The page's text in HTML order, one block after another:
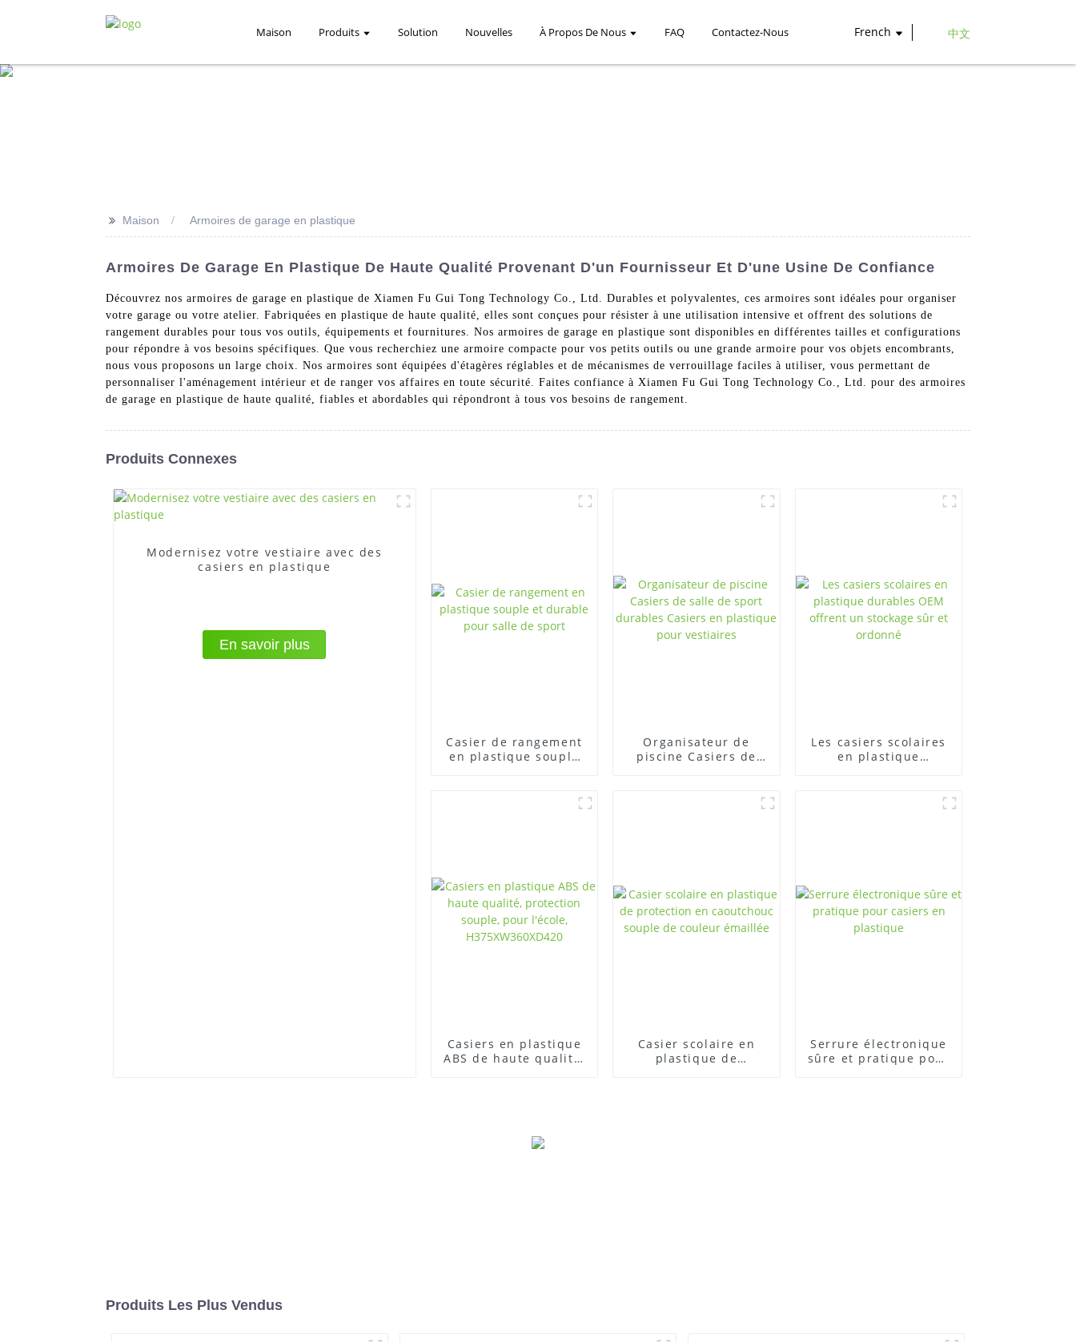
Maison Produits Solution Nouvelles À Propos De Nous FAQ Contactez-Nous French 中文
>> Maison Armoires de garage en plastique
Armoires De Garage En Plastique De Haute Qualité Provenant D'un Fournisseur Et D'une Usine De Confiance
Découvrez nos armoires de garage en plastique de Xiamen Fu Gui Tong Technology Co., Ltd. Durables et polyvalentes, ces armoires sont idéales pour organiser
votre garage ou votre atelier. Fabriquées en plastique de haute qualité, elles sont conçues pour résister à une utilisation intensive et offrent des solutions de
rangement durables pour tous vos outils, équipements et fournitures. Nos armoires de garage en plastique sont disponibles en différentes tailles et configurations
pour répondre à vos besoins spécifiques. Que vous recherchiez une armoire compacte pour vos petits outils ou une grande armoire pour vos objets encombrants,
nous vous proposons un large choix. Nos armoires sont équipées d'étagères réglables et de mécanismes de verrouillage faciles à utiliser, vous permettant de
personnaliser l'aménagement intérieur et de ranger vos affaires en toute sécurité. Faites confiance à Xiamen Fu Gui Tong Technology Co., Ltd. pour des armoires
de garage en plastique de haute qualité, fiables et abordables qui répondront à tous vos besoins de rangement.
Produits Connexes
Modernisez votre vestiaire avec des
casiers en plastique
En savoir plus
Casier de rangement
en plastique souple
Organisateur de
piscine Casiers de
Les casiers scolaires
en plastique
Casiers en plastique
ABS de haute qualité,
Casier scolaire en
plastique de
Serrure électronique
sûre et pratique pour
Produits Les Plus Vendus